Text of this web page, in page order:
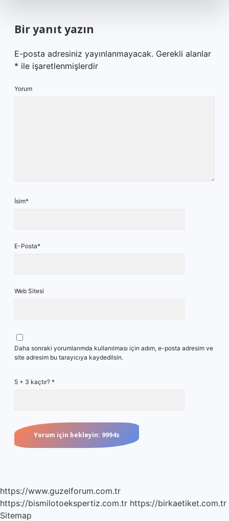
Bir yanıt yazın
E-posta adresiniz yayınlanmayacak. Gerekli alanlar
* ile işaretlenmişlerdir
Yorum
İsim*
E-Posta*
Web Sitesi
Daha sonraki yorumlarımda kullanılması için adım, e-posta adresim ve
site adresim bu tarayıcıya kaydedilsin.
5 + 3 kaçtır? *
https://www.guzelforum.com.tr
https://bismilotoekspertiz.com.tr https://birkaetiket.com.tr
Sitemap